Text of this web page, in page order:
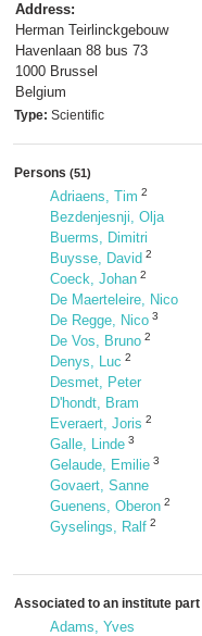
Address:
Herman Teirlinckgebouw
Havenlaan 88 bus 73
1000 Brussel
Belgium
Type: Scientific
Persons (51)
Adriaens, Tim 2
Bezdenjesnji, Olja
Buerms, Dimitri
Buysse, David 2
Coeck, Johan 2
De Maerteleire, Nico
De Regge, Nico 3
De Vos, Bruno 2
Denys, Luc 2
Desmet, Peter
D'hondt, Bram
Everaert, Joris 2
Galle, Linde 3
Gelaude, Emilie 3
Govaert, Sanne
Guenens, Oberon 2
Gyselings, Ralf 2
Associated to an institute part
Adams, Yves